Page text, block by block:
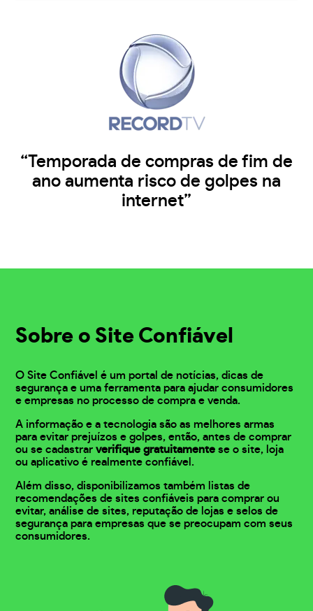
“Temporada de compras de fim de
ano aumenta risco de golpes na
internet”
Sobre o Site Confiável
O Site Confiável é um portal de notícias, dicas de
segurança e uma ferramenta para ajudar consumidores
e empresas no processo de compra e venda.
A informação e a tecnologia são as melhores armas
para evitar prejuízos e golpes, então, antes de comprar
ou se cadastrarverifique gratuitamente se o site, loja
ou aplicativo é realmente confiável.
Além disso, disponibilizamos também listas de
recomendações de sites confiáveis para comprar ou
evitar, análise de sites, reputação de lojas e selos de
segurança para empresas que se preocupam com seus
consumidores.